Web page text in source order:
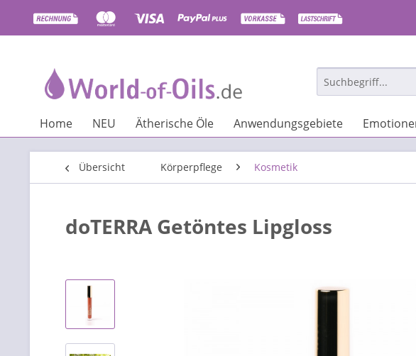
Home NEU Ätherische Öle Anwendungsgebiete
Übersicht Körperpflege Kosmetik
doTERRA Getöntes Lipgloss